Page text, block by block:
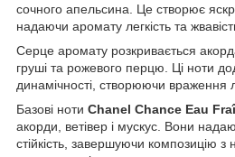
сочного апельсина. Це створює
надаючи аромату легкість та
Серце аромату розкривається
груші та рожевого перцю. Ці ноти
динамічності, створюючи враження
Базові ноти Chanel Chance Eau
акорди, ветівер і мускус. Вони
стійкість, завершуючи композицію